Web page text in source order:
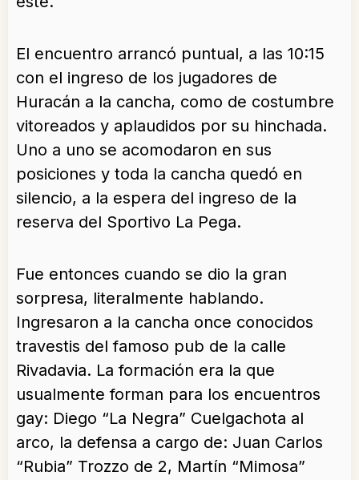
El encuentro arrancó puntual, a las 10:15
con el ingreso de los jugadores de
Huracán a la cancha, como de costumbre
vitoreados y aplaudidos por su hinchada.
Uno a uno se acomodaron en sus
posiciones y toda la cancha quedó en
silencio, a la espera del ingreso de la
reserva del Sportivo La Pega.
Fue entonces cuando se dio la gran
sorpresa, literalmente hablando.
Ingresaron a la cancha once conocidos
travestis del famoso pub de la calle
Rivadavia. La formación era la que
usualmente forman para los encuentros
gay: Diego “La Negra” Cuelgachota al
arco, la defensa a cargo de: Juan Carlos
“Rubia” Trozzo de 2, Martín “Mimosa”